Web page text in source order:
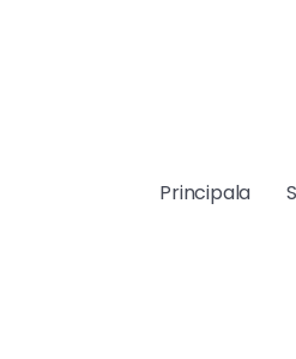
Principala